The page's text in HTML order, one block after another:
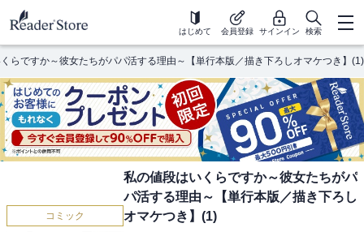
はじめて 会員登録 サインイン 検索
らですか～彼女たちがパパ活する理由～【単行本版／描き下ろしオマケつき】(1)
コミック
私の値段はいくらですか～彼女たちがパ
パ活する理由～【単行本版／描き下ろし
オマケつき】(1)